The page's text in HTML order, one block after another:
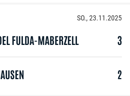
SO., 23.11.2025
FULDA-MABERZELL 3
2